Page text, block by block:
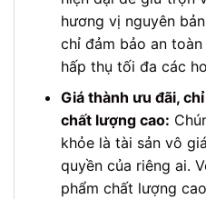
hương vị nguyên
chỉ đảm bảo an
hấp thụ tối đa các
Giá thành ưu đãi,
chất lượng cao:
khỏe là tài sản vô
quyền của riêng ai.
phẩm chất lượng